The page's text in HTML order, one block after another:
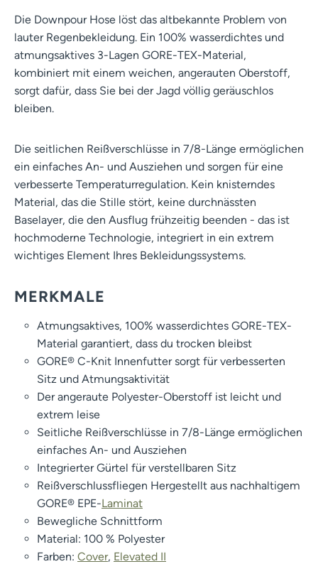
Die Downpour Hose löst das altbekannte Problem von
lauter Regenbekleidung. Ein 100% wasserdichtes und
atmungsaktives 3-Lagen GORE-TEX-Material,
kombiniert mit einem weichen, angerauten Oberstoff,
sorgt dafür, dass Sie bei der Jagd völlig geräuschlos
bleiben.
Die seitlichen Reißverschlüsse in 7/8-Länge ermöglichen
ein einfaches An- und Ausziehen und sorgen für eine
verbesserte Temperaturregulation. Kein knisterndes
Material, das die Stille stört, keine durchnässten
Baselayer, die den Ausflug frühzeitig beenden - das ist
hochmoderne Technologie, integriert in ein extrem
wichtiges Element Ihres Bekleidungssystems.
MERKMALE
Atmungsaktives, 100% wasserdichtes GORE-TEX-
Material garantiert, dass du trocken bleibst
GORE® C-Knit Innenfutter sorgt für verbesserten
Sitz und Atmungsaktivität
Der angeraute Polyester-Oberstoff ist leicht und
extrem leise
Seitliche Reißverschlüsse in 7/8-Länge ermöglichen
einfaches An- und Ausziehen
Integrierter Gürtel für verstellbaren Sitz
Reißverschlussfliegen Hergestellt aus nachhaltigem
GORE® EPE-Laminat
Bewegliche Schnittform
Material: 100 % Polyester
Farben: Cover, Elevated II